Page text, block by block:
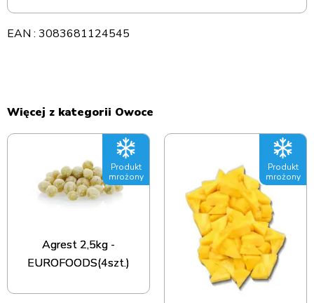
EAN : 3083681124545
Więcej z kategorii Owoce
Produkt
mrożony
Agrest 2,5kg -
EUROFOODS(4szt.)
Produkt
mrożony